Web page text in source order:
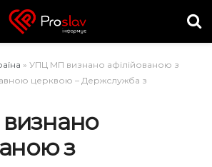
» УПЦ МП визнано афілійованою з
церквою – Держслужба з
з